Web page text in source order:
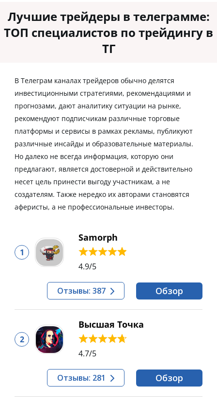
Лучшие трейдеры в телеграмме:
ТОП специалистов по трейдингу в
ТГ
В Телеграм каналах трейдеров обычно делятся
инвестиционными стратегиями, рекомендациями и
прогнозами, дают аналитику ситуации на рынке,
рекомендуют подписчикам различные торговые
платформы и сервисы в рамках рекламы, публикуют
различные инсайды и образовательные материалы.
Но далеко не всегда информация, которую они
предлагают, является достоверной и действительно
несет цель принести выгоду участникам, а не
создателям. Также нередко их авторами становятся
аферисты, а не профессиональные инвесторы.
1
Samorph
4.9/5
Отзывы: 387 Обзор
2
Высшая Точка
4.7/5
Отзывы: 281 Обзор